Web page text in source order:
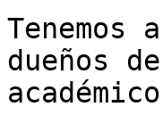
dueños